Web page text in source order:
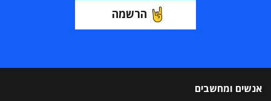
הרשמה
אנשים ומחשבים